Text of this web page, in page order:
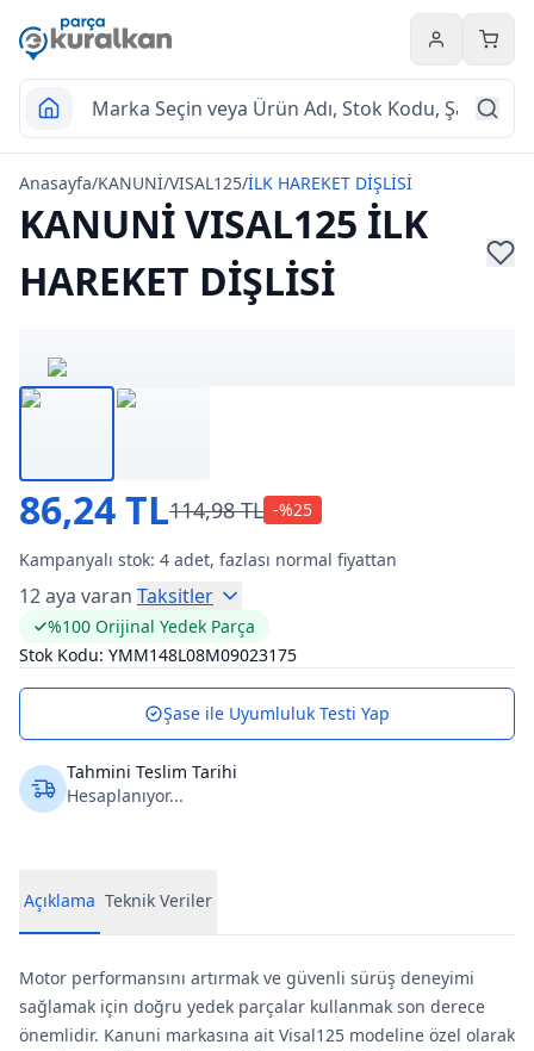
Hesabım
Anasayfa/KANUNİ/VISAL125/İLK HAREKET DİŞLİSİ
KANUNİ VISAL125 İLK
HAREKET DİŞLİSİ
86,24 TL114,98 TL -%25
Kampanyalı stok: 4 adet, fazlası normal fiyattan
12 aya varan Taksitler
%100 Orijinal Yedek Parça
Stok Kodu: YMM148L08M09023175
Şase ile Uyumluluk Testi Yap
Tahmini Teslim Tarihi
Hesaplanıyor...
Açıklama Teknik Veriler
Motor performansını artırmak ve güvenli sürüş deneyimi
sağlamak için doğru yedek parçalar kullanmak son derece
önemlidir. Kanuni markasına ait Visal125 modeline özel olarak